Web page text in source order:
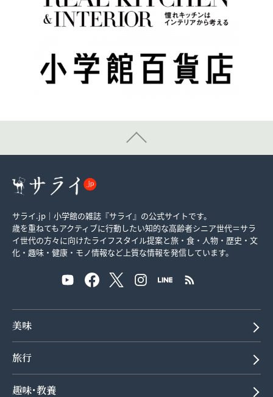
サライ.jp｜小学館の雑誌『サライ』の公式サイトです。
歳を重ねてもアクティブに行動したい知的な高齢者シニア世代＝サラ
イ世代の方々に向けたライフスタイル提案と旅・食・人物・歴史・文
化・趣味・健康・モノ情報など上質な情報を発信しています。
美味
旅行
趣味･教養